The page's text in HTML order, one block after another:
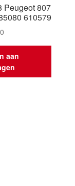
Peugeot 807
610579
aan